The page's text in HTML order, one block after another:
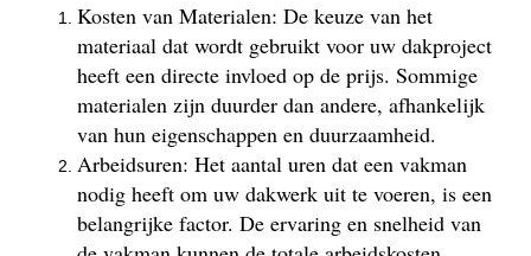
Kosten van Materialen: De keuze van het
materiaal dat wordt gebruikt voor uw dakproject
heeft een directe invloed op de prijs. Sommige
materialen zijn duurder dan andere, afhankelijk
van hun eigenschappen en duurzaamheid.
Arbeidsuren: Het aantal uren dat een vakman
nodig heeft om uw dakwerk uit te voeren, is een
belangrijke factor. De ervaring en snelheid van